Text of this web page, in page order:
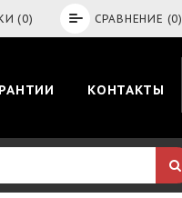
(0) СРАВНЕНИЕ (0)
КОНТАКТЫ